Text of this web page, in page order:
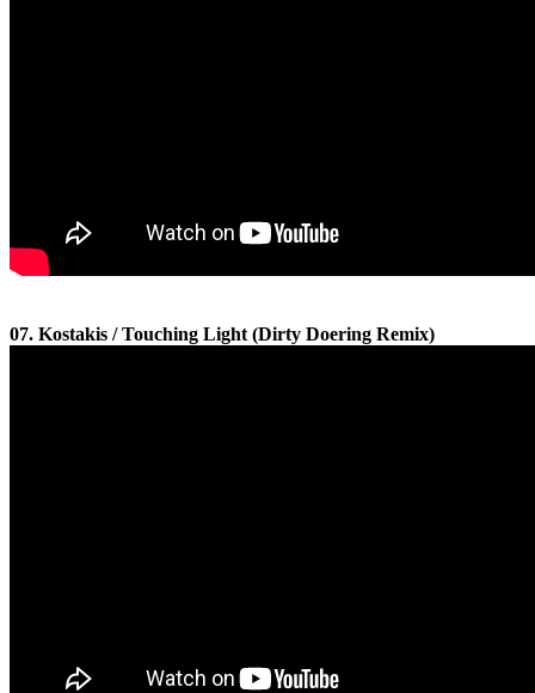
07. Kostakis / Touching Light (Dirty Doering Remix)